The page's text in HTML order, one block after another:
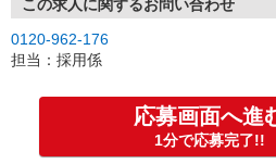
この求人に関するお問い合わせ
0120-962-176
担当：採用係
応募画面へ進
1分で応募完了!!